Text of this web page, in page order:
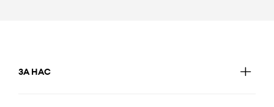
ЗА НАС